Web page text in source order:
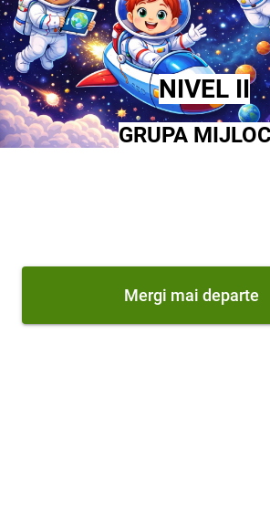
NIVEL II
GRUPA
Mergi mai departe